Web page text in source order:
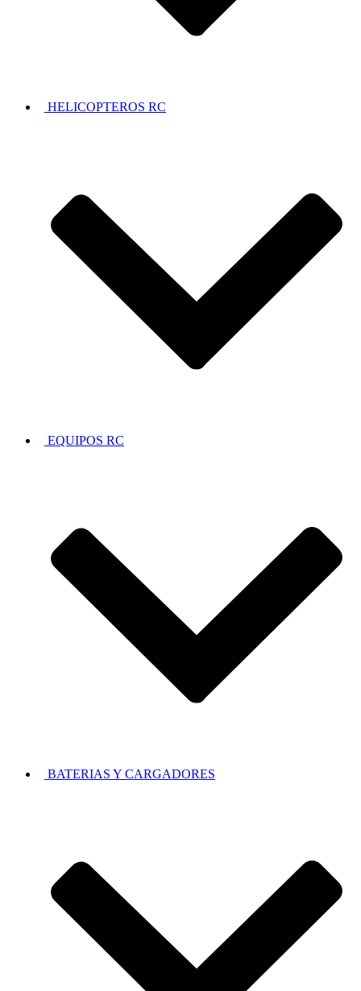
HELICOPTEROS RC
EQUIPOS RC
BATERIAS Y CARGADORES